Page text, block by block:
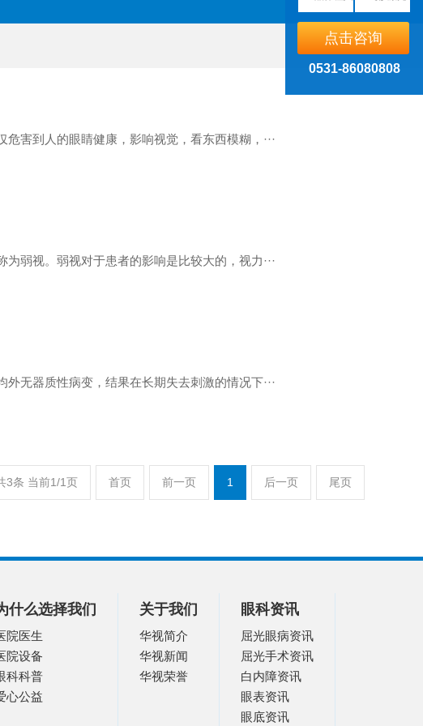
害到人的眼睛健康，影响视觉，看东西模糊，···
弱视。弱视对于患者的影响是比较大的，视力···
无器质性病变，结果在长期失去刺激的情况下···
3条 当前1/1页 首页 前一页 1 后一页 尾页
什么选择我们
院医生
院设备
科科普
心公益
关于我们
华视简介
华视新闻
华视荣誉
眼科资讯
屈光眼病资讯
屈光手术资讯
白内障资讯
眼表资讯
眼底资讯
点击咨询
0531-86080808